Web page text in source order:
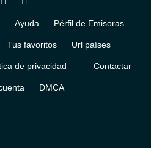
Ayuda Pérfil de Emisoras
Tus favoritos Url países
de privacidad Contactar
DMCA